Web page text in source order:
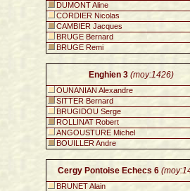
DUMONT Aline
CORDIER Nicolas
CAMBIER Jacques
BRUGE Bernard
BRUGE Remi
Enghien 3 (moy:1426)
OUNANIAN Alexandre
SITTER Bernard
BRUGIDOU Serge
ROLLINAT Robert
ANGOUSTURE Michel
BOUILLER Andre
Cergy Pontoise Echecs 6
BRUNET Alain